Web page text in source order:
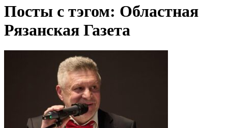
Посты с тэгом: Областная
Рязанская Газета